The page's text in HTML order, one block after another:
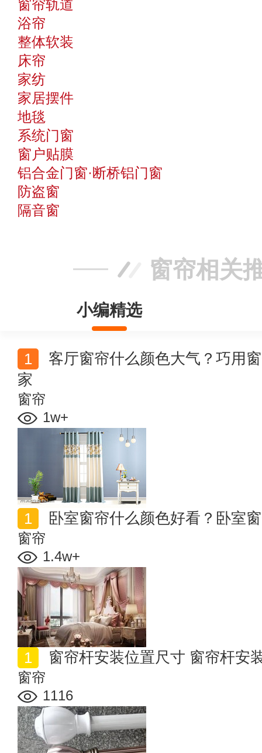
窗帘轨道
浴帘
整体软装
床帘
家纺
家居摆件
地毯
系统门窗
窗户贴膜
铝合金门窗·断桥铝门窗
防盗窗
隔音窗
窗帘相关
小编精选
家
窗帘
1w+
卧室窗帘什么颜色好看？卧室
窗帘
1.4w+
窗帘杆安装位置尺寸 窗帘杆安
窗帘
1116